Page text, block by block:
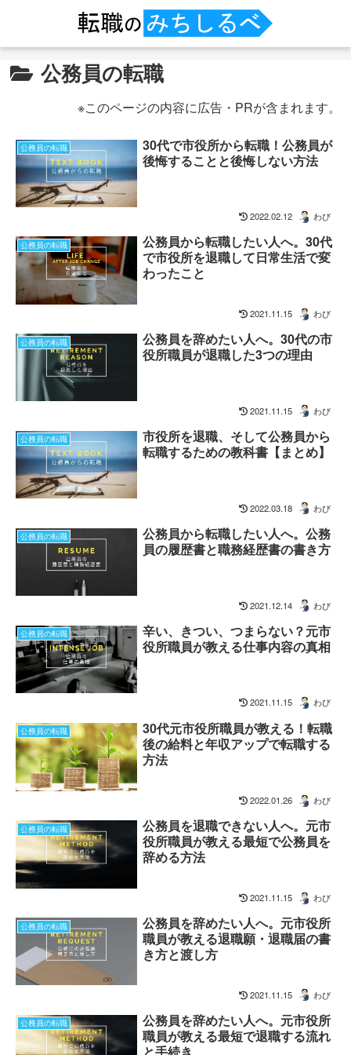
公務員の転職
※このページの内容に広告・PRが含まれます。
公務員の転職
30代で市役所から転職！公務員が
後悔することと後悔しない方法
2022.02.12 わび
公務員の転職
公務員から転職したい人へ。30代
で市役所を退職して日常生活で変
わったこと
2021.11.15 わび
公務員の転職
公務員を辞めたい人へ。30代の市
役所職員が退職した3つの理由
2021.11.15 わび
公務員の転職
市役所を退職、そして公務員から
転職するための教科書【まとめ】
2022.03.18 わび
公務員の転職
公務員から転職したい人へ。公務
員の履歴書と職務経歴書の書き方
2021.12.14 わび
公務員の転職
辛い、きつい、つまらない？元市
役所職員が教える仕事内容の真相
2021.11.15 わび
公務員の転職
30代元市役所職員が教える！転職
後の給料と年収アップで転職する
方法
2022.01.26 わび
公務員の転職
公務員を退職できない人へ。元市
役所職員が教える最短で公務員を
辞める方法
2021.11.15 わび
公務員の転職
公務員を辞めたい人へ。元市役所
職員が教える退職願・退職届の書
き方と渡し方
2021.11.15 わび
公務員の転職
公務員を辞めたい人へ。元市役所
職員が教える最短で退職する流れ